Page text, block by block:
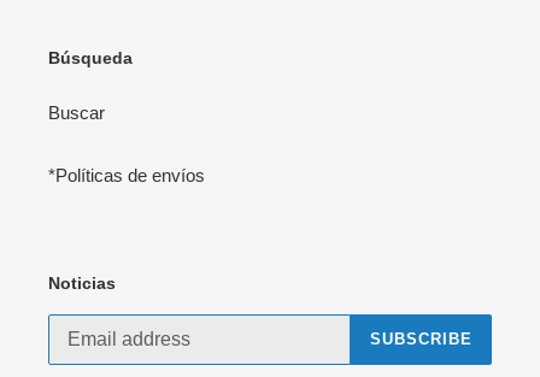
Búsqueda
Buscar
*Políticas de envíos
Noticias
SUBSCRIBE